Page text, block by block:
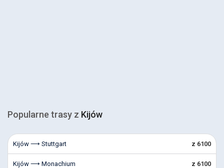
Popularne trasy z Kijów
Kijów ⟶ Stuttgart z 6100
Kijów ⟶ Monachium z 6100